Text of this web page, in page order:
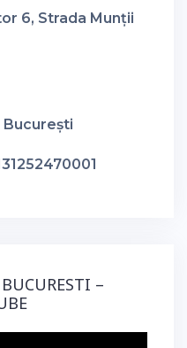
6, Strada Munții
București
–